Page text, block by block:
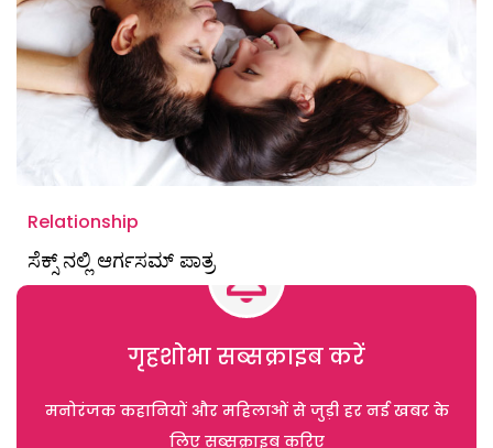
Relationship
ಸೆಕ್ಸ್ ನಲ್ಲಿ ಆರ್ಗಸಮ್ ಪಾತ್ರ
गृहशोभा सब्सक्राइब करें
मनोरंजक कहानियों और महिलाओं से जुड़ी हर नई खबर के
लिए सब्सक्राइब करिए